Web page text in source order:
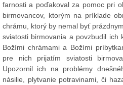
farnosti a poďakoval za pomoc pri
birmovancov, ktorým na príklade
chrámu, ktorý by nemal byť
sviatosti birmovania a povzbudil
Božími chrámami a Božími
pre nich prijatím sviatosti
Upozornil ich na problémy
násilie, plytvanie potravinami, či